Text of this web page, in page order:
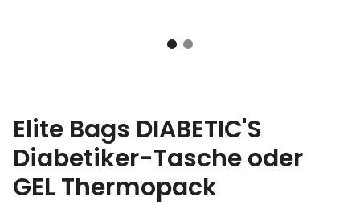
Elite Bags DIABETIC'S
Diabetiker-Tasche oder
GEL Thermopack